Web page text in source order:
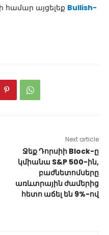
համար այցելեք Bullish-
Next article
Ջեք Դորսիի Block-ը
կմիանա S&P 500-ին,
բաժնետոմսերը
առևտրային ժամերից
հետո աճել են 9%-ով